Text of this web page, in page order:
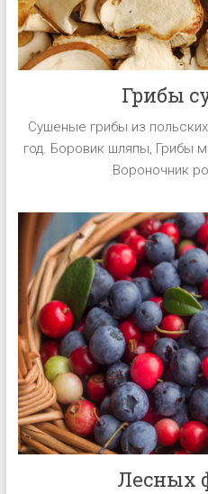
Грибы
Сушеные грибы из
год. Боровик шляпы, Грибы
Вороночник
Лесных